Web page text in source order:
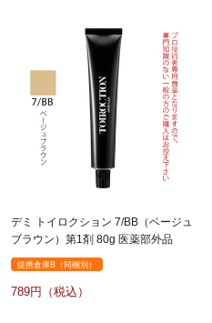
デミ トイロクション 7/BB（ベージュ
ブラウン）第1剤 80g 医薬部外品
提携倉庫B（同梱別）
789